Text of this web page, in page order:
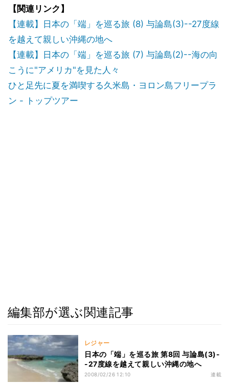
【関連リンク】
【連載】日本の「端」を巡る旅 (8) 与論島(3)--27度線
を越えて親しい沖縄の地へ
【連載】日本の「端」を巡る旅 (7) 与論島(2)--海の向
こうに"アメリカ"を見た人々
ひと足先に夏を満喫する久米島・ヨロン島フリープラ
ン - トップツアー
編集部が選ぶ関連記事
レジャー
日本の「端」を巡る旅 第8回 与論島(3)-
-27度線を越えて親しい沖縄の地へ
2008/02/26 12:10 連載